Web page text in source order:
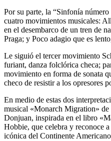
Por su parte, la “Sinfonía
cuatro movimientos musicales:
en el desembarco de un tren de
Praga; y Poco adagio que es
Le siguió el tercer movimiento
furiant, danza folclórica checa;
movimiento en forma de sonata
checo de resistir a los opresores
En medio de estas dos
musical «Monarch Migration»
Donjuan, inspirada en el libro
Hobbie, que celebra y reconoce
icónica del Continente